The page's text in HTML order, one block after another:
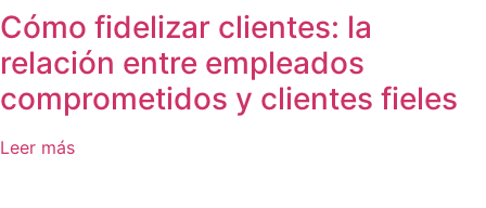
Cómo fidelizar clientes: la
relación entre empleados
comprometidos y clientes fieles
Leer más